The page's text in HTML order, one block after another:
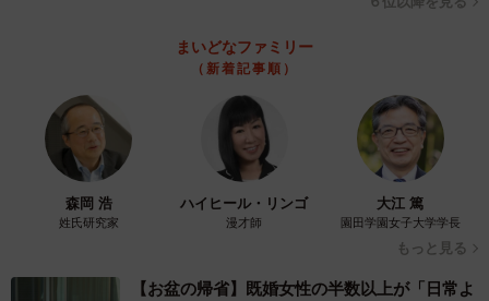
まいどなファミリー
（新着記事順）
森岡 浩
姓氏研究家
ハイヒール・リンゴ
漫才師
大江 篤
園田学園女子大学学長
もっと見る
【お盆の帰省】既婚女性の半数以上が「日常よ